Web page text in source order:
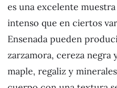
es una excelente
intenso que en ciertos
Ensenada pueden
zarzamora, cereza negra
maple, regaliz y